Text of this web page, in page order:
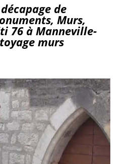
de
Murs,
76 à Manneville-
murs